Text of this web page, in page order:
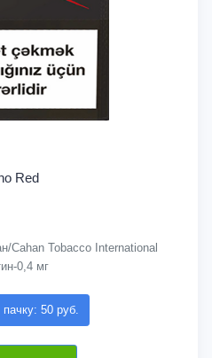
Red
Cahan Tobacco International
0,4 мг
50 руб.